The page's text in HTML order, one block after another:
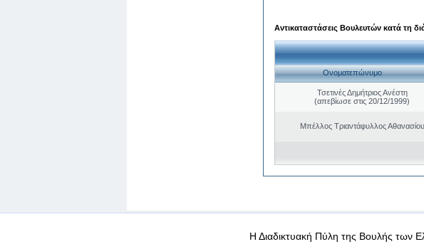
Αντικαταστάσεις Βουλευτών κατά τη
Ονοματεπώνυμο
Τσετινές Δημήτριος Ανέστη
(απεβίωσε στις 20/12/1999)
Μπέλλος Τριαντάφυλλος Αθανασίου
Όροι χρήσης Προσωπικά δεδομένα Ασφάλεια &
Η Διαδικτυακή Πύλη της Βουλής των